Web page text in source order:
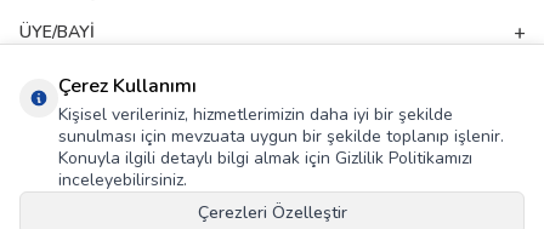
ÜYE/BAYI
ADRES & İLETIŞIM
E-Bülten Aboneliği
Kampanya ve yeniliklerden haberdar olmak için e-bültenimize abone olun!
Çerez Kullanımı
Kişisel verileriniz, hizmetlerimizin daha iyi bir şekilde
sunulması için mevzuata uygun bir şekilde toplanıp işlenir.
Konuyla ilgili detaylı bilgi almak için Gizlilik Politikamızı
inceleyebilirsiniz.
Çerezleri Özelleştir